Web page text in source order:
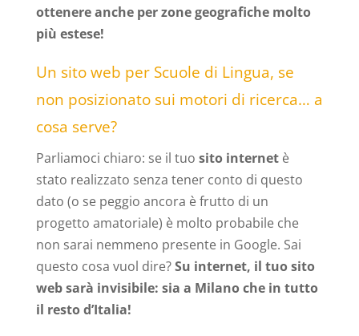
ottenere anche per zone geografiche molto
più estese!
Un sito web per Scuole di Lingua, se
non posizionato sui motori di ricerca… a
cosa serve?
Parliamoci chiaro: se il tuo sito internetè
stato realizzato senza tener conto di questo
dato (o se peggio ancora è frutto di un
progetto amatoriale) è molto probabile che
non sarai nemmeno presente in Google. Sai
questo cosa vuol dire?Su internet, il tuo sito
web sarà invisibile: sia a Milano che in tutto
il resto d’Italia!